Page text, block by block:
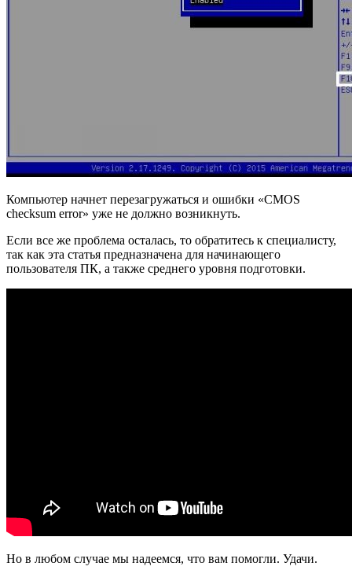
Компьютер начнет перезагружаться и ошибки «CMOS
checksum error» уже не должно возникнуть.
Если все же проблема осталась, то обратитесь к специалисту,
так как эта статья предназначена для начинающего
пользователя ПК, а также среднего уровня подготовки.
Но в любом случае мы надеемся, что вам помогли. Удачи.